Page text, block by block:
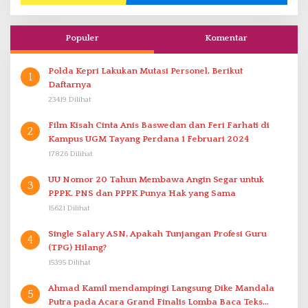
Populer Komentar
1
Polda Kepri Lakukan Mutasi Personel, Berikut
Daftarnya
23419 Dilihat
2
Film Kisah Cinta Anis Baswedan dan Feri Farhati di
Kampus UGM Tayang Perdana 1 Februari 2024
17826 Dilihat
3
UU Nomor 20 Tahun Membawa Angin Segar untuk
PPPK. PNS dan PPPK Punya Hak yang Sama
15621 Dilihat
4
Single Salary ASN, Apakah Tunjangan Profesi Guru
(TPG) Hilang?
15395 Dilihat
5
Ahmad Kamil mendampingi Langsung Dike Mandala
Putra pada Acara Grand Finalis Lomba Baca Teks